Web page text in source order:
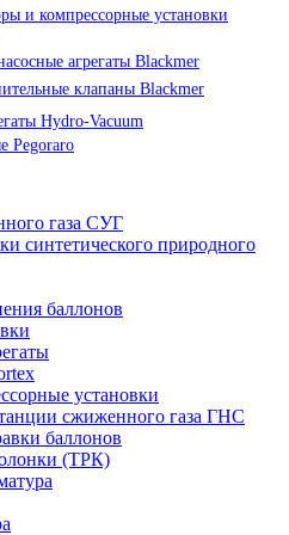
и компрессорные установки
агрегаты Blackmer
клапаны Blackmer
Hydro-Vacuum
Pegoraro
газа СУГ
синтетического природного
баллонов
установки
сжиженного газа ГНС
баллонов
(ТРК)